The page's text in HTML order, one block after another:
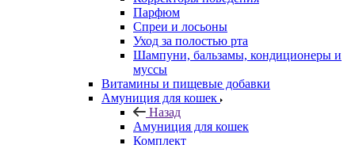
Парфюм
Спреи и лосьоны
Уход за полостью рта
Шампуни, бальзамы, кондиционеры и
муссы
Витамины и пищевые добавки
Амуниция для кошек
Назад
Амуниция для кошек
Комплект